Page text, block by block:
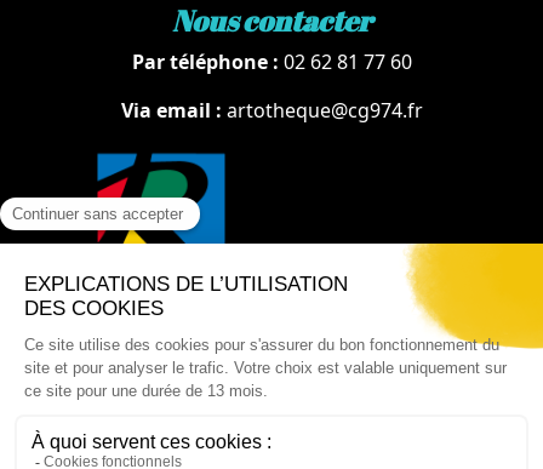
Nous contacter
Par téléphone : 02 62 81 77 60
Via email : artotheque@cg974.fr